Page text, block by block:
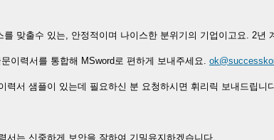
를 맞출수 있는, 안정적이며 나이스한 분위기의 기업이고요. 2년
이력서를 통합해 MSword로 편하게 보내주세요.
력서 샘플이 있는데 필요하신 분 요청하시면 휘리릭 보내드립니
서는 신중하게 보안을 잘하여 기밀유지하겠습니다.